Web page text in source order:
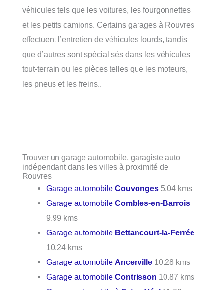
véhicules tels que les voitures, les fourgonnettes
et les petits camions. Certains garages à Rouvres
effectuent l’entretien de véhicules lourds, tandis
que d’autres sont spécialisés dans les véhicules
tout-terrain ou les pièces telles que les moteurs,
les pneus et les freins..
Trouver un garage automobile, garagiste auto
indépendant dans les villes à proximité de
Rouvres
Garage automobileCouvonges 5.04 kms
Garage automobileCombles-en-Barrois
9.99 kms
Garage automobile Bettancourt-la-Ferrée
10.24 kms
Garage automobileAncerville 10.28 kms
Garage automobileContrisson 10.87 kms